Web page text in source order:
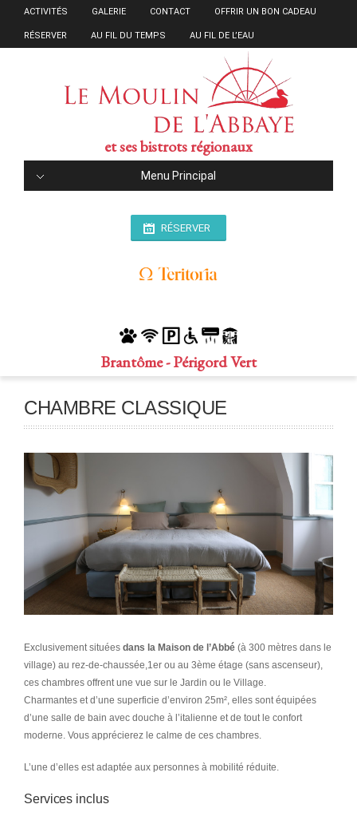
ACTIVITÉS GALERIE CONTACT OFFRIR UN BON CADEAU
RÉSERVER AU FIL DU TEMPS AU FIL DE L’EAU
et ses bistrots régionaux
Menu Principal
RÉSERVER
Brantôme - Périgord Vert
CHAMBRE CLASSIQUE
Exclusivement situées dans la Maison de l’Abbé (à 300 mètres dans le
village) au rez-de-chaussée,1er ou au 3ème étage (sans ascenseur),
ces chambres offrent une vue sur le Jardin ou le Village.
Charmantes et d’une superficie d’environ 25m², elles sont équipées
d’une salle de bain avec douche à l’italienne et de tout le confort
moderne. Vous apprécierez le calme de ces chambres.
L’une d’elles est adaptée aux personnes à mobilité réduite.
Services inclus